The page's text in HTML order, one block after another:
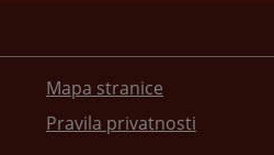
Mapa stranice
Pravila privatnosti